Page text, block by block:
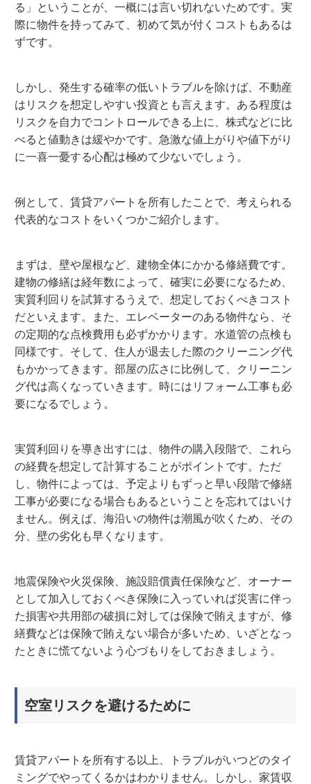
る」ということが、一概には言い切れないためです。実
際に物件を持ってみて、初めて気が付くコストもあるは
ずです。
しかし、発生する確率の低いトラブルを除けば、不動産
はリスクを想定しやすい投資とも言えます。ある程度は
リスクを自力でコントロールできる上に、株式などに比
べると値動きは緩やかです。急激な値上がりや値下がり
に一喜一憂する心配は極めて少ないでしょう。
例として、賃貸アパートを所有したことで、考えられる
代表的なコストをいくつかご紹介します。
まずは、壁や屋根など、建物全体にかかる修繕費です。
建物の修繕は経年数によって、確実に必要になるため、
実質利回りを試算するうえで、想定しておくべきコスト
だといえます。また、エレベーターのある物件なら、そ
の定期的な点検費用も必ずかかります。水道管の点検も
同様です。そして、住人が退去した際のクリーニング代
もかかってきます。部屋の広さに比例して、クリーニン
グ代は高くなっていきます。時にはリフォーム工事も必
要になるでしょう。
実質利回りを導き出すには、物件の購入段階で、これら
の経費を想定して計算することがポイントです。ただ
し、物件によっては、予定よりもずっと早い段階で修繕
工事が必要になる場合もあるということを忘れてはいけ
ません。例えば、海沿いの物件は潮風が吹くため、その
分、壁の劣化も早くなります。
地震保険や火災保険、施設賠償責任保険など、オーナー
として加入しておくべき保険に入っていれば災害に伴っ
た損害や共用部の破損に対しては保険で賄えますが、修
繕費などは保険で賄えない場合が多いため、いざとなっ
たときに慌てないよう心づもりをしておきましょう。
空室リスクを避けるために
賃貸アパートを所有する以上、トラブルがいつどのタイ
ミングでやってくるかはわかりません。しかし、家賃収